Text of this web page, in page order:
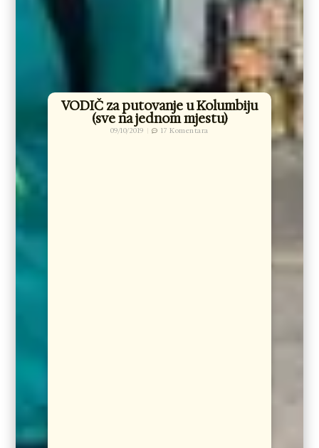
VODIČ za putovanje u Kolumbiju
(sve na jednom mjestu)
09/10/2019 17 Komentara